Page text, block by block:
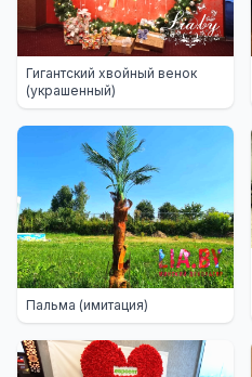
Гигантский хвойный венок
(украшенный)
Пальма (имитация)